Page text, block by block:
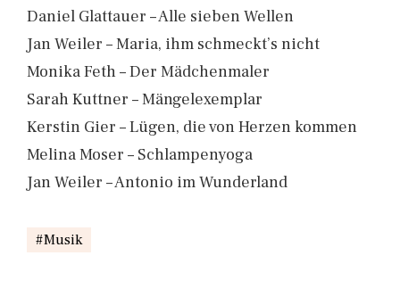
Daniel Glattauer – Alle sieben Wellen
Jan Weiler – Maria, ihm schmeckt’s nicht
Monika Feth – Der Mädchenmaler
Sarah Kuttner – Mängelexemplar
Kerstin Gier – Lügen, die von Herzen kommen
Melina Moser – Schlampenyoga
Jan Weiler – Antonio im Wunderland
Musik